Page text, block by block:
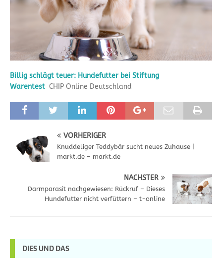
Billig schlägt teuer: Hundefutter bei Stiftung
Warentest CHIP Online Deutschland
VORHERIGER
Knuddeliger Teddybär sucht neues Zuhause |
markt.de – markt.de
NÄCHSTER
Darmparasit nachgewiesen: Rückruf – Dieses
Hundefutter nicht verfüttern – t-online
DIES UND DAS